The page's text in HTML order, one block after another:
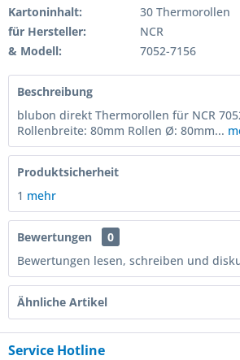
Kartoninhalt:
30 Thermorollen
für Hersteller:
NCR
& Modell:
7052-7156
Beschreibung
blubon direkt Thermorollen für NCR
Rollenbreite: 80mm Rollen Ø: 80mm...
Produktsicherheit
1 mehr
Bewertungen
0
Bewertungen lesen, schreiben und
Ähnliche Artikel
Service Hotline